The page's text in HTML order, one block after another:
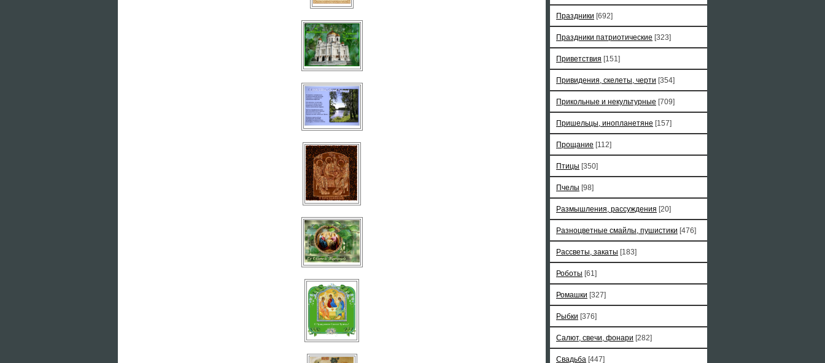
Праздники [692]
Праздники патриотические [323]
Приветствия [151]
Привидения, скелеты, черти [354]
Прикольные и некультурные [709]
Пришельцы, инопланетяне [157]
Прощание [112]
Птицы [350]
Пчелы [98]
Размышления, рассуждения [20]
Разноцветные смайлы, пушистики [476]
Рассветы, закаты [183]
Роботы [61]
Ромашки [327]
Рыбки [376]
Салют, свечи, фонари [282]
Свадьба [447]